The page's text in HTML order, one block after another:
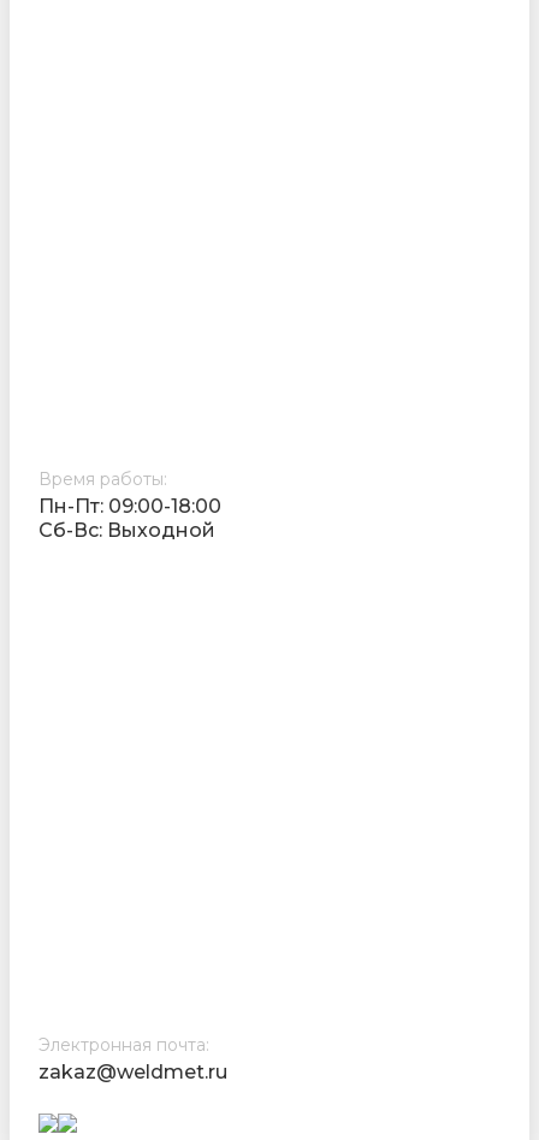
Время работы:
Пн-Пт: 09:00-18:00
Cб-Вс: Выходной
Электронная почта:
zakaz@weldmet.ru